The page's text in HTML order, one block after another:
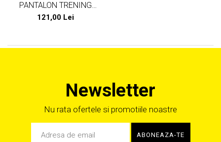
PANTALON TRENING
POLIESTER PEAK TEAM23
NEGRU
121,00 Lei
Newsletter
Nu rata ofertele si promotiile noastre